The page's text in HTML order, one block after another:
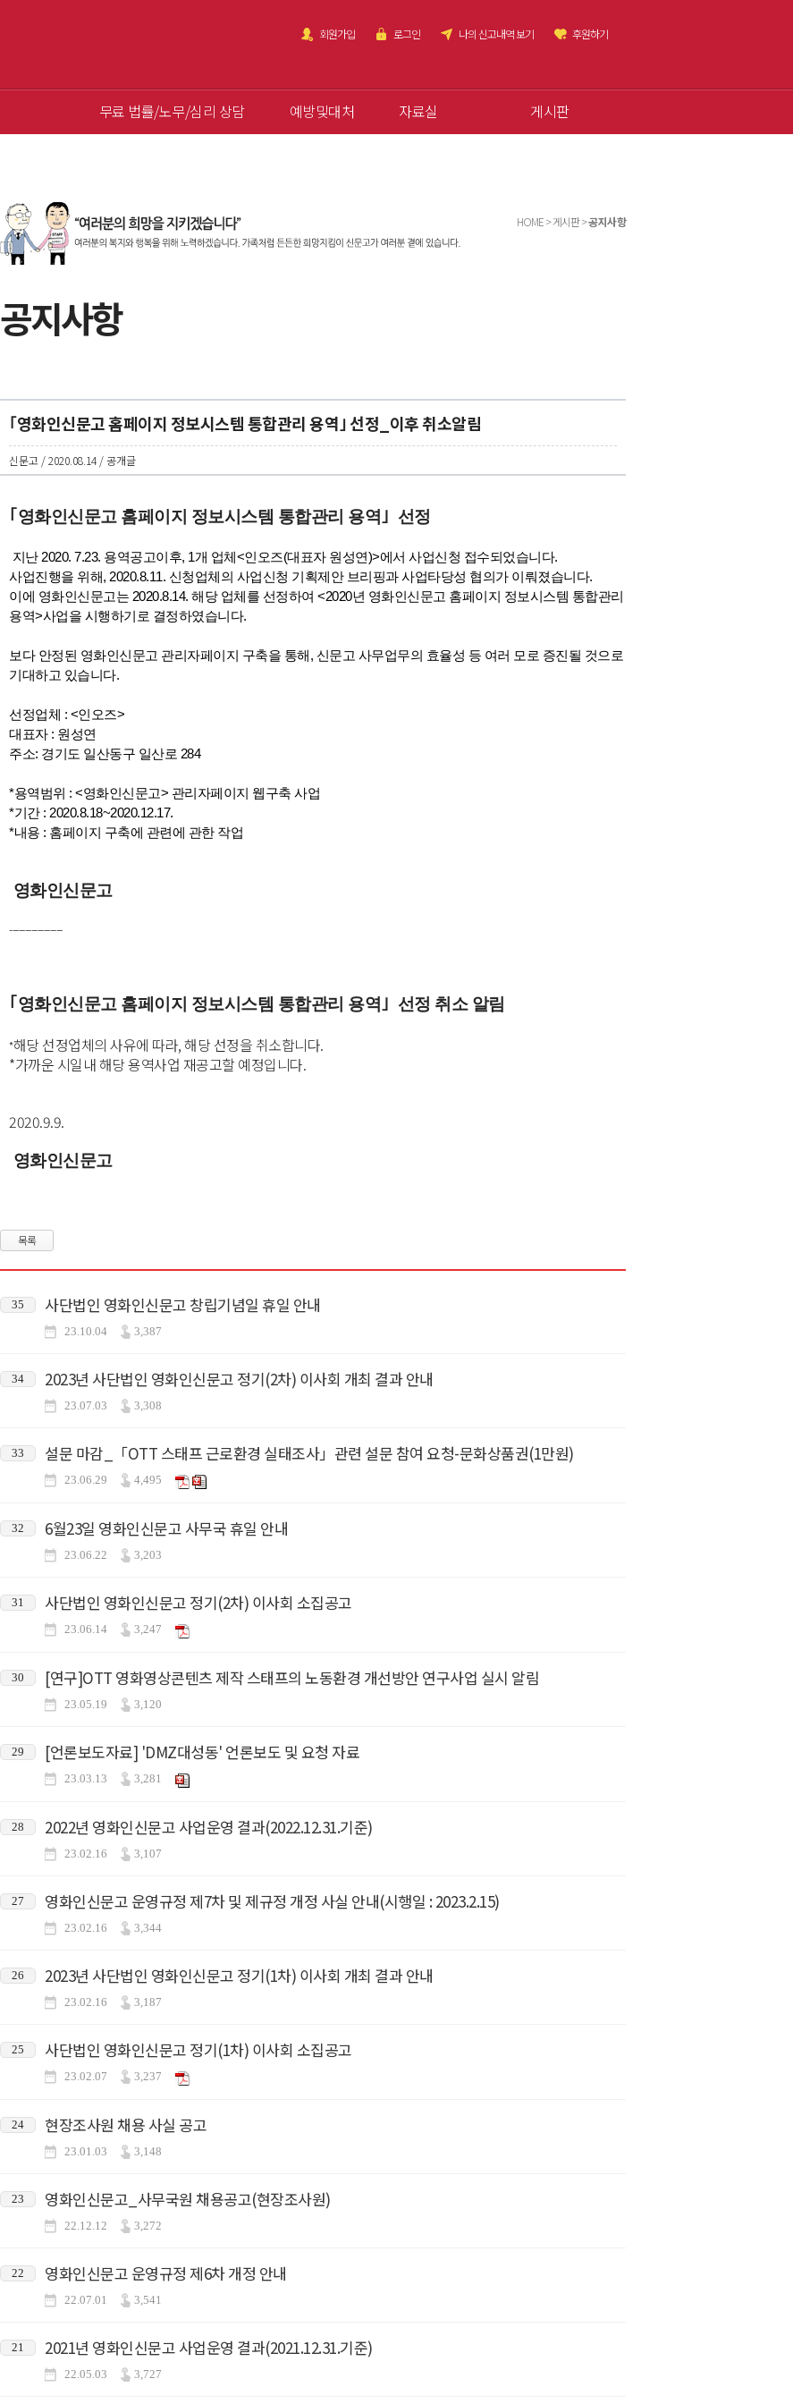
회원가입 로그인 나의 신고내역 보기 후원하기
무료 법률/노무/심리 상담 예방및대처 자료실 게시판
HOME > 게시판 >공지사항
공지사항
｢영화인신문고 홈페이지 정보시스템 통합관리 용역｣ 선정_이후 취소알림
신문고 / 2020.08.14 / 공개글
｢영화인신문고 홈페이지 정보시스템 통합관리 용역｣ 선정
지난 2020. 7.23. 용역공고이후, 1개 업체 <인오즈(대표자 원성연)>에서 사업신청 접수되었습니다.
사업진행을 위해, 2020.8.11. 신청업체의 사업신청 기획제안 브리핑과 사업타당성 협의가 이뤄졌습니다.
이에 영화인신문고는 2020.8.14. 해당 업체를 선정하여 <2020년 영화인신문고 홈페이지 정보시스템 통합관리
용역>사업을 시행하기로 결정하였습니다.
보다 안정된 영화인신문고 관리자페이지 구축을 통해, 신문고 사무업무의 효율성 등 여러 모로 증진될 것으로
기대하고 있습니다.
선정업체 : <인오즈>
대표자 : 원성연
주소: 경기도 일산동구 일산로 284
*용역범위 : <영화인신문고> 관리자페이지 웹구축 사업
*기간 : 2020.8.18~2020.12.17.
*내용 : 홈페이지 구축에 관련에 관한 작업
영화인신문고
-----------------
｢영화인신문고 홈페이지 정보시스템 통합관리 용역｣ 선정 취소 알림
*해당 선정업체의 사유에 따라, 해당 선정을 취소합니다.
*가까운 시일내 해당 용역사업 재공고할 예정입니다.
2020.9.9.
영화인신문고
목록
35 사단법인 영화인신문고 창립기념일 휴일 안내
23.10.04 3,387
34 2023년 사단법인 영화인신문고 정기(2차) 이사회 개최 결과 안내
23.07.03 3,308
33 설문 마감_「OTT 스태프 근로환경 실태조사」관련 설문 참여 요청-문화상품권(1만원)
23.06.29 4,495
32 6월23일 영화인신문고 사무국 휴일 안내
23.06.22 3,203
31 사단법인 영화인신문고 정기(2차) 이사회 소집공고
23.06.14 3,247
30 [연구]OTT 영화영상콘텐츠 제작 스태프의 노동환경 개선방안 연구사업 실시 알림
23.05.19 3,120
29 [언론보도자료] 'DMZ대성동' 언론보도 및 요청 자료
23.03.13 3,281
28 2022년 영화인신문고 사업운영 결과(2022.12.31.기준)
23.02.16 3,107
27 영화인신문고 운영규정 제7차 및 제규정 개정 사실 안내(시행일 : 2023.2.15)
23.02.16 3,344
26 2023년 사단법인 영화인신문고 정기(1차) 이사회 개최 결과 안내
23.02.16 3,187
25 사단법인 영화인신문고 정기(1차) 이사회 소집공고
23.02.07 3,237
24 현장조사원 채용 사실 공고
23.01.03 3,148
23 영화인신문고_사무국원 채용공고(현장조사원)
22.12.12 3,272
22 영화인신문고 운영규정 제6차 개정 안내
22.07.01 3,541
21 2021년 영화인신문고 사업운영 결과(2021.12.31.기준)
22.05.03 3,727